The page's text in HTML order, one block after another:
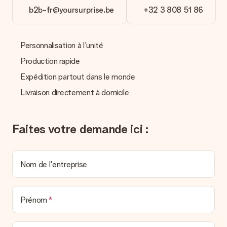
Réception du cadeau
fait ?
Nous déplorons le fait que votre cadeau ne vous plaise pas.
Vous pouvez dans ce cas contacter notre service client qui
vous aidera à trouver une solution satisfaisante.
La facture est-elle envoyée avec le cadeau ?
pouvez de même retrouver votre facture dans votre espace
personnel MySurprise. Vous pouvez ainsi être tranquille et
un véritable effet surprise !
b2b-fr@yoursurprise.be +32 3 808 51 86
Personnalisation à l'unité
Production rapide
Expédition partout dans le monde
Livraison directement à domicile
Faites votre demande ici :
Nom de l'entreprise
Prénom